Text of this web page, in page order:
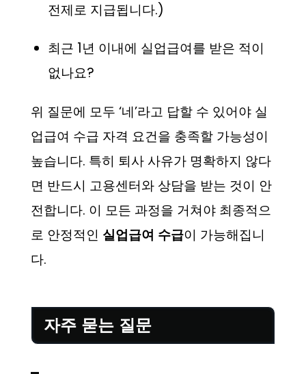
전제로 지급됩니다.)
최근 1년 이내에 실업급여를 받은 적이
없나요?
위 질문에 모두 ‘네’라고 답할 수 있어야 실
업급여 수급 자격 요건을 충족할 가능성이
높습니다. 특히 퇴사 사유가 명확하지 않다
면 반드시 고용센터와 상담을 받는 것이 안
전합니다. 이 모든 과정을 거쳐야 최종적으
로 안정적인 실업급여 수급이 가능해집니
다.
자주 묻는 질문